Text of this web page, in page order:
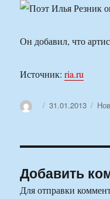
Он добавил, что
Источник:ria.ru
АвторОпубликовано
31.01.2013
Добавить
Для отправки